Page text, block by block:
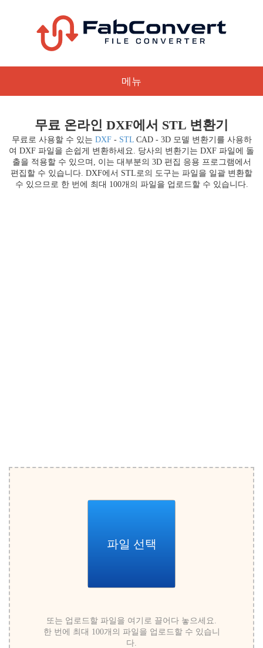
메뉴
무료 온라인 DXF에서 STL 변환기
무료로 사용할 수 있는 DXF- STLCAD - 3D 모델 변환기를 사용하
여 DXF 파일을 손쉽게 변환하세요. 당사의 변환기는 DXF 파일에 돌
출을 적용할 수 있으며, 이는 대부분의 3D 편집 응용 프로그램에서
편집할 수 있습니다. DXF에서 STL로의 도구는 파일을 일괄 변환할
수 있으므로 한 번에 최대 100개의 파일을 업로드할 수 있습니다.
파일 선택
또는 업로드할 파일을 여기로 끌어다 놓으세요.
한 번에 최대 100개의 파일을 업로드할 수 있습니
다.